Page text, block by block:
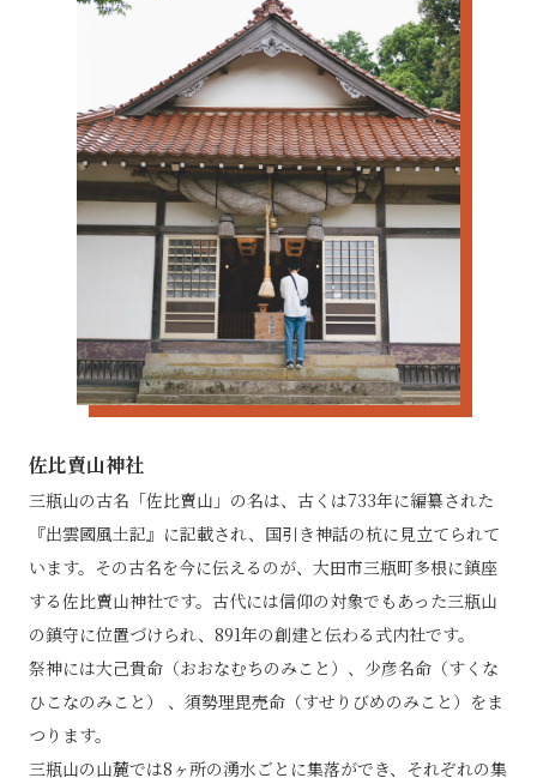
佐比賣山神社
三瓶山の古名「佐比賣山」の名は、古くは733年に編纂された
『出雲國風土記』に記載され、国引き神話の杭に見立てられて
います。その古名を今に伝えるのが、大田市三瓶町多根に鎮座
する佐比賣山神社です。古代には信仰の対象でもあった三瓶山
の鎮守に位置づけられ、891年の創建と伝わる式内社です。
祭神には大己貴命（おおなむちのみこと）、少彦名命（すくな
ひこなのみこと） 、須勢理毘売命（すせりびめのみこと）をま
つります。
三瓶山の山麓では8ヶ所の湧水ごとに集落ができ、それぞれの集